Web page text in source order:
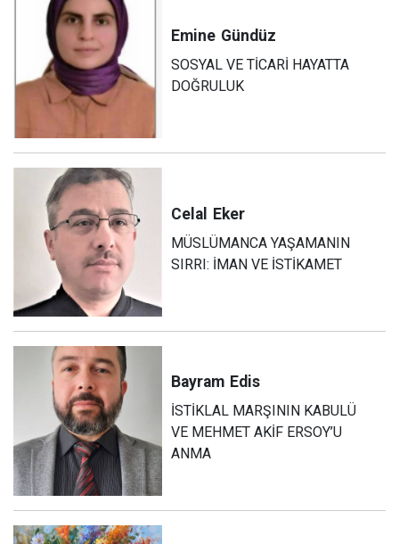
Emine Gündüz
SOSYAL VE TİCARİ HAYATTA
DOĞRULUK
Celal Eker
MÜSLÜMANCA YAŞAMANIN
SIRRI: İMAN VE İSTİKAMET
Bayram Edis
İSTİKLAL MARŞININ KABULÜ
VE MEHMET AKİF ERSOY’U
ANMA